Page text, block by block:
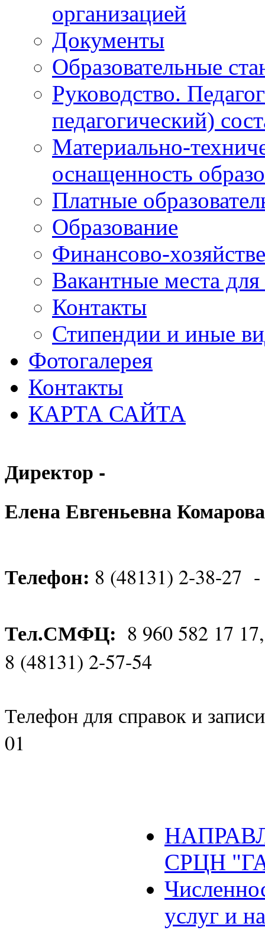
организацией
Документы
Образовательные
Руководство.
педагогический)
Материально-
оснащенность
Платные
Образование
Финансово-
Вакантные места
Контакты
Стипендии и иные
Фотогалерея
Контакты
КАРТА САЙТА
Директор -
Елена Евгеньевна Комарова
Телефон: 8 (48131) 2-38-27 -
Тел.СМФЦ: 8 960 582 17
8 (48131) 2-57-54
Телефон для справок и
01
СРЦН
услуг и